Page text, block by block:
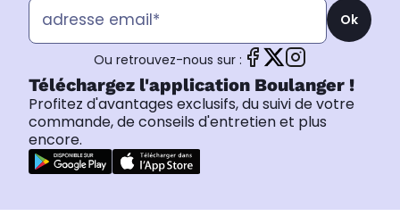
Ok
Ou retrouvez-nous sur :
Téléchargez l'application Boulanger !
Profitez d'avantages exclusifs, du suivi de votre
commande, de conseils d'entretien et plus
encore.